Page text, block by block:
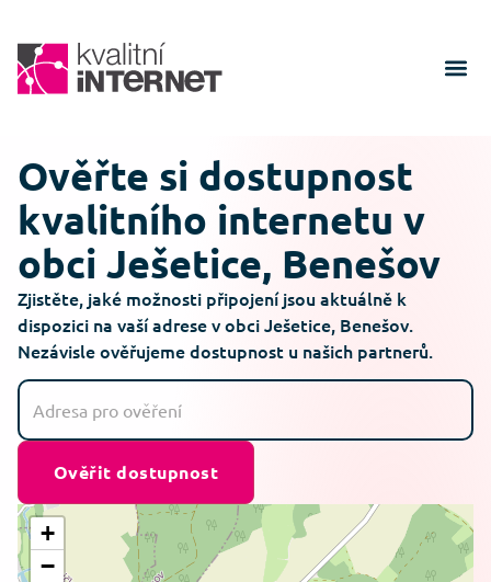
Ověřte si dostupnost
kvalitního internetu v
obci Ješetice, Benešov
Zjistěte, jaké možnosti připojení jsou aktuálně k
dispozici na vaší adrese v obci Ješetice, Benešov.
Nezávisle ověřujeme dostupnost u našich partnerů.
Ověřit dostupnost
+
−